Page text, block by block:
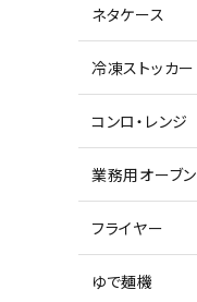
ネタケース
冷凍ストッカー
コンロ・レンジ
業務用オーブン
フライヤー
ゆで麺機